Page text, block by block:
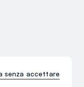
senza accettare